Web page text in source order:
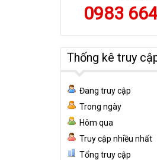
0983
Thống kê truy
Đang truy cập
Trong ngày
Hôm qua
Truy cập nhiều nhất
Tổng truy cập